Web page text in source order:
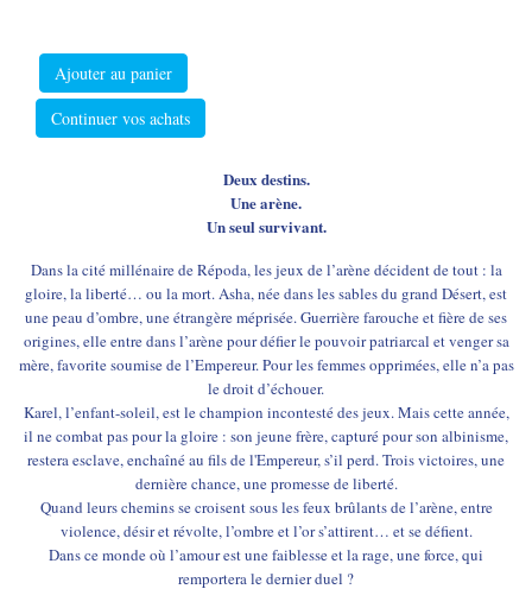
Ajouter au panier
Continuer vos achats
Deux destins.
Une arène.
Un seul survivant.
Dans la cité millénaire de Répoda, les jeux de l’arène décident de tout : la
gloire, la liberté… ou la mort. Asha, née dans les sables du grand Désert, est
une peau d’ombre, une étrangère méprisée. Guerrière farouche et fière de ses
origines, elle entre dans l’arène pour défier le pouvoir patriarcal et venger sa
mère, favorite soumise de l’Empereur. Pour les femmes opprimées, elle n’a pas
le droit d’échouer.
Karel, l’enfant-soleil, est le champion incontesté des jeux. Mais cette année,
il ne combat pas pour la gloire : son jeune frère, capturé pour son albinisme,
restera esclave, enchaîné au fils de l'Empereur, s’il perd. Trois victoires, une
dernière chance, une promesse de liberté.
Quand leurs chemins se croisent sous les feux brûlants de l’arène, entre
violence, désir et révolte, l’ombre et l’or s’attirent… et se défient.
Dans ce monde où l’amour est une faiblesse et la rage, une force, qui
remportera le dernier duel ?